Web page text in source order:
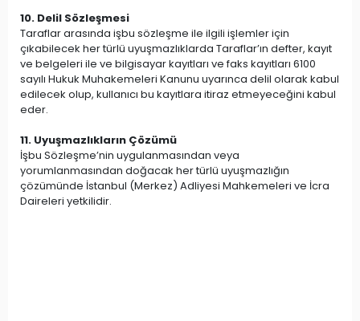
10. Delil Sözleşmesi
Taraflar arasında işbu sözleşme ile ilgili işlemler için
çıkabilecek her türlü uyuşmazlıklarda Taraflar’ın defter, kayıt
ve belgeleri ile ve bilgisayar kayıtları ve faks kayıtları 6100
sayılı Hukuk Muhakemeleri Kanunu uyarınca delil olarak kabul
edilecek olup, kullanıcı bu kayıtlara itiraz etmeyeceğini kabul
eder.
11. Uyuşmazlıkların Çözümü
İşbu Sözleşme’nin uygulanmasından veya
yorumlanmasından doğacak her türlü uyuşmazlığın
çözümünde İstanbul (Merkez) Adliyesi Mahkemeleri ve İcra
Daireleri yetkilidir.